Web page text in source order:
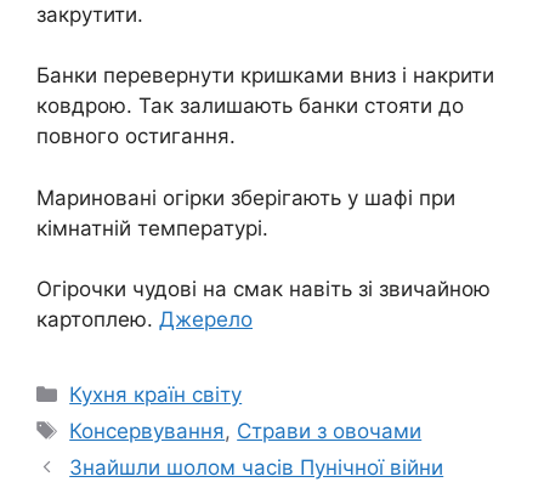
закрутити.
Банки перевернути кришками вниз і накрити
ковдрою. Так залишають банки стояти до
повного остигання.
Мариновані огірки зберігають у шафі при
кімнатній температурі.
Огірочки чудові на смак навіть зі звичайною
картоплею. Джерело
Категорії
Кухня країн світу
Позначки
Консервування, Страви з овочами
Знайшли шолом часів Пунічної війни